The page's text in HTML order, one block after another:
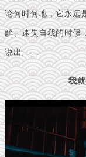
论何时何地，它永远
解、迷失自我的时候
说出——
我